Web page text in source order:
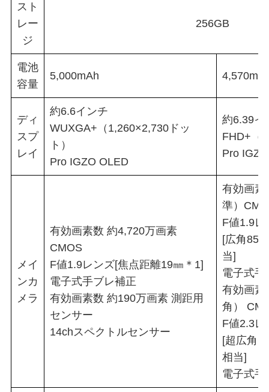
スト
レー
ジ
256GB
電池
容量
5,000mAh
ディ
スプ
レイ
約6.6インチ
WUXGA+（1,260×2,730ドッ
ト）
Pro IGZO OLED
約6.39イ
FHD+（
Pro
メイ
ンカ
メラ
有効画素数 約4,720万画素
CMOS
F値1.9レンズ[焦点距離19㎜＊1]
電子式手ブレ補正
有効画素数 約190万画素 測距用
センサー
14chスペクトルセンサー
有効画素
準）
F値1.9レ
[広角85°
当]
電子式手
有効画素
角）
F値2.3レ
[超広角
相当]
電子式手